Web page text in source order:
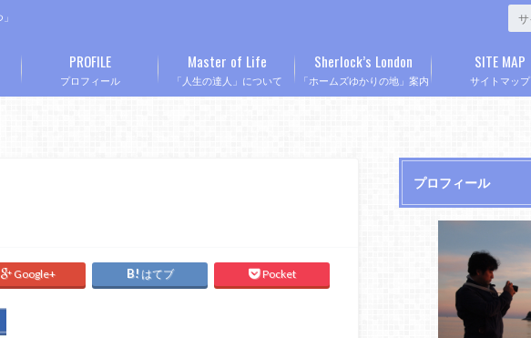
プロフィール
PROFILE
「人生の達人」について
Master of Life
「ホームズゆかりの地」案内
Sherlock’s London
サイトマップ
SITE MAP
Google+ はてブ Pocket
プロフィール